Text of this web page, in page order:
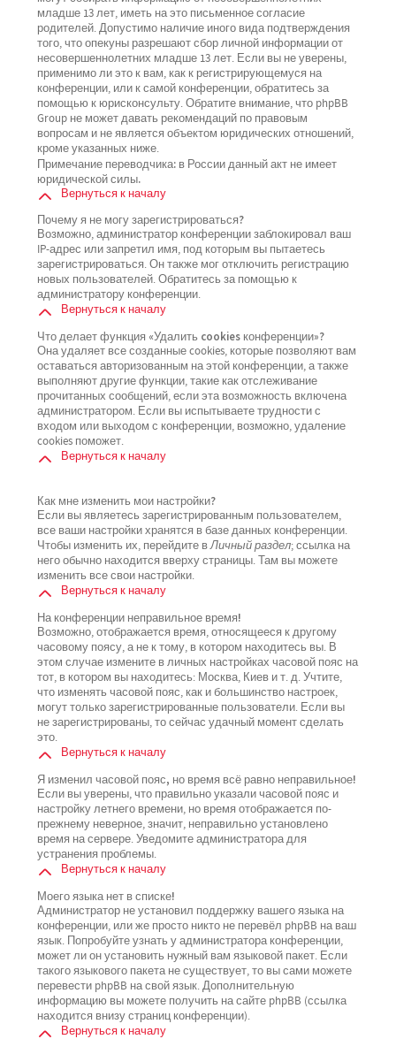
младше 13 лет, иметь на это письменное согласие
родителей. Допустимо наличие иного вида подтверждения
того, что опекуны разрешают сбор личной информации от
несовершеннолетних младше 13 лет. Если вы не уверены,
применимо ли это к вам, как к регистрирующемуся на
конференции, или к самой конференции, обратитесь за
помощью к юрисконсульту. Обратите внимание, что phpBB
Group не может давать рекомендаций по правовым
вопросам и не является объектом юридических отношений,
кроме указанных ниже.
Примечание переводчика: в России данный акт не имеет
юридической силы.
Вернуться к началу
Почему я не могу зарегистрироваться?
Возможно, администратор конференции заблокировал ваш
IP-адрес или запретил имя, под которым вы пытаетесь
зарегистрироваться. Он также мог отключить регистрацию
новых пользователей. Обратитесь за помощью к
администратору конференции.
Вернуться к началу
Что делает функция «Удалить cookies конференции»?
Она удаляет все созданные cookies, которые позволяют вам
оставаться авторизованным на этой конференции, а также
выполняют другие функции, такие как отслеживание
прочитанных сообщений, если эта возможность включена
администратором. Если вы испытываете трудности с
входом или выходом с конференции, возможно, удаление
cookies поможет.
Вернуться к началу
Как мне изменить мои настройки?
Если вы являетесь зарегистрированным пользователем,
все ваши настройки хранятся в базе данных конференции.
Чтобы изменить их, перейдите вЛичный раздел; ссылка на
него обычно находится вверху страницы. Там вы можете
изменить все свои настройки.
Вернуться к началу
На конференции неправильное время!
Возможно, отображается время, относящееся к другому
часовому поясу, а не к тому, в котором находитесь вы. В
этом случае измените в личных настройках часовой пояс на
тот, в котором вы находитесь: Москва, Киев и т. д. Учтите,
что изменять часовой пояс, как и большинство настроек,
могут только зарегистрированные пользователи. Если вы
не зарегистрированы, то сейчас удачный момент сделать
это.
Вернуться к началу
Я изменил часовой пояс, но время всё равно неправильное!
Если вы уверены, что правильно указали часовой пояс и
настройку летнего времени, но время отображается по-
прежнему неверное, значит, неправильно установлено
время на сервере. Уведомите администратора для
устранения проблемы.
Вернуться к началу
Моего языка нет в списке!
Администратор не установил поддержку вашего языка на
конференции, или же просто никто не перевёл phpBB на ваш
язык. Попробуйте узнать у администратора конференции,
может ли он установить нужный вам языковой пакет. Если
такого языкового пакета не существует, то вы сами можете
перевести phpBB на свой язык. Дополнительную
информацию вы можете получить на сайте phpBB (ссылка
находится внизу страниц конференции).
Вернуться к началу